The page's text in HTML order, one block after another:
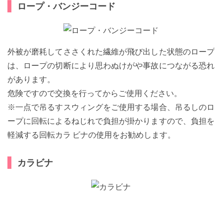
ロープ・バンジーコード
外被が磨耗してささくれた繊維が飛び出した状態のロープ
は、ロープの切断により思わぬけがや事故につながる恐れ
があります。
危険ですので交換を行ってからご使用ください。
※一点で吊るすスウィングをご使用する場合、吊るしのロ
ープに回転によるねじれで負担が掛かりますので、負担を
軽減する回転カラ ビナの使用をお勧めします。
カラビナ